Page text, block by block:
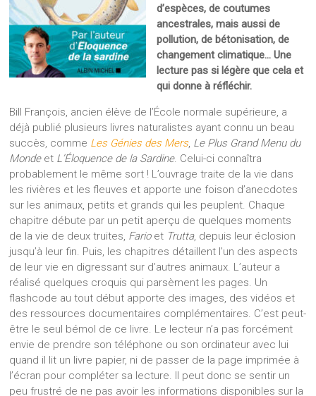
d’espèces, de coutumes
ancestrales, mais aussi de
pollution, de bétonisation, de
changement climatique… Une
lecture pas si légère que cela et
qui donne à réfléchir.
Bill François, ancien élève de l’École normale supérieure, a
déjà publié plusieurs livres naturalistes ayant connu un beau
succès, comme Les Génies des Mers, Le Plus Grand Menu du
Mondeet L’Éloquence de la Sardine. Celui-ci connaîtra
probablement le même sort ! L’ouvrage traite de la vie dans
les rivières et les fleuves et apporte une foison d’anecdotes
sur les animaux, petits et grands qui les peuplent. Chaque
chapitre débute par un petit aperçu de quelques moments
de la vie de deux truites, Farioet Trutta, depuis leur éclosion
jusqu’à leur fin. Puis, les chapitres détaillent l’un des aspects
de leur vie en digressant sur d’autres animaux. L’auteur a
réalisé quelques croquis qui parsèment les pages. Un
flashcode au tout début apporte des images, des vidéos et
des ressources documentaires complémentaires. C’est peut-
être le seul bémol de ce livre. Le lecteur n’a pas forcément
envie de prendre son téléphone ou son ordinateur avec lui
quand il lit un livre papier, ni de passer de la page imprimée à
l’écran pour compléter sa lecture. Il peut donc se sentir un
peu frustré de ne pas avoir les informations disponibles sur la